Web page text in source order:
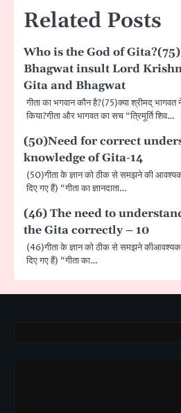
Related Posts
Who is the God of
Bhagwat insult Lord
Gita and Bhagwat
गीता का भगवान काैन है?(75)क्या श्रीमद्
किया?गीता और भागवत का सच “त्रिमूर्ति शिव…
(50)Need for correct
knowledge of Gita-14
(50)गीता के ज्ञान को ठीक से समझने की
दिए गए हैं) “गीता का ज्ञानदाता…
(46) The need to
the Gita correctly – 10
(46)गीता के ज्ञान को ठीक से समझने
दिए गए हैं) “गीता का…